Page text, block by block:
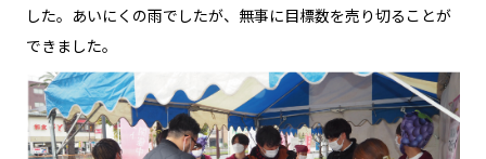
した。あいにくの雨でしたが、無事に目標数を売り切ることが
できました。